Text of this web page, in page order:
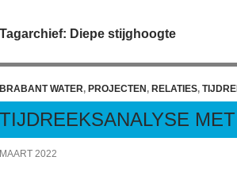
Tagarchief: Diepe stijghoogte
BRABANT WATER, PROJECTEN , RELATIES,
TIJDREEKSANALYSE
MAART 2022